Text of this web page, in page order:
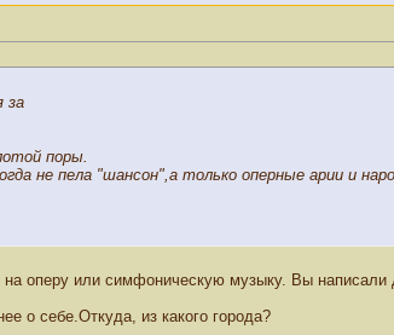
за
поры.
не пела "шансон",а только оперные арии и
оперу или симфоническую музыку. Вы
о себе.Откуда, из какого города?